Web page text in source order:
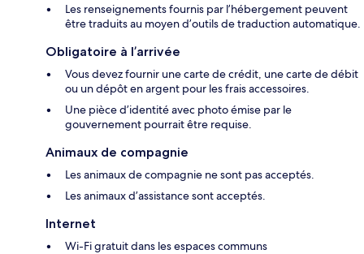
Les renseignements fournis par l’hébergement peuvent
être traduits au moyen d’outils de traduction automatique.
Obligatoire à l’arrivée
Vous devez fournir une carte de crédit, une carte de débit
ou un dépôt en argent pour les frais accessoires.
Une pièce d’identité avec photo émise par le
gouvernement pourrait être requise.
Animaux de compagnie
Les animaux de compagnie ne sont pas acceptés.
Les animaux d’assistance sont acceptés.
Internet
Wi-Fi gratuit dans les espaces communs